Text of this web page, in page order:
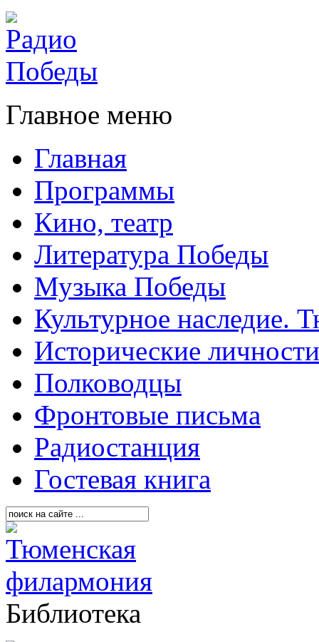
Главное меню
Главная
Программы
Кино, театр
Литература Победы
Музыка Победы
Культурное наследие.
Исторические личности
Полководцы
Фронтовые письма
Радиостанция
Гостевая книга
Библиотека